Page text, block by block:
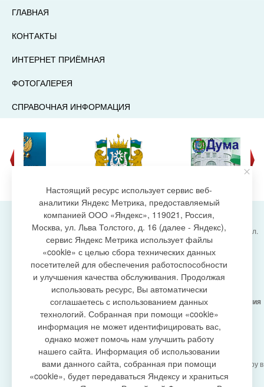
ГЛАВНАЯ
КОНТАКТЫ
ИНТЕРНЕТ ПРИЁМНАЯ
ФОТОГАЛЕРЕЯ
СПРАВОЧНАЯ ИНФОРМАЦИЯ
создание сайта
Администрация городского поселения Излучинск, ул.
Энергетиков, 6, пгт. Излучинск, Нижневартовский
район,
Ханты-Мансийский автономный округ-Югра
(Тюменская область), 628634
Сетевое изданиеhttps://www.gp-izluchinsk.ru
16+
Учредитель -Администрация городского поселения
Излучинск
Главный редактор - Бурич Денис Ярославович
Телефон/факс: (3466) 28-13-77 , e-mail:
admizl@rambler.ru
Сетевое изданиеhttps://www.gp-izluchinsk.ru
зарегистрировано Федеральной службой по надзору в
сфере связи,
информационных технологий и массовых
Настоящий ресурс использует сервис веб-
аналитики Яндекс Метрика, предоставляемый
компанией ООО «Яндекс», 119021, Россия,
Москва, ул. Льва Толстого, д. 16 (далее - Яндекс),
сервис Яндекс Метрика использует файлы
«cookie» с целью сбора технических данных
посетителей для обеспечения работоспособности
и улучшения качества обслуживания. Продолжая
использовать ресурс, Вы автоматически
соглашаетесь с использованием данных
технологий. Собранная при помощи «cookie»
информация не может идентифицировать вас,
однако может помочь нам улучшить работу
нашего сайта. Информация об использовании
вами данного сайта, собранная при помощи
«cookie», будет передаваться Яндексу и храниться